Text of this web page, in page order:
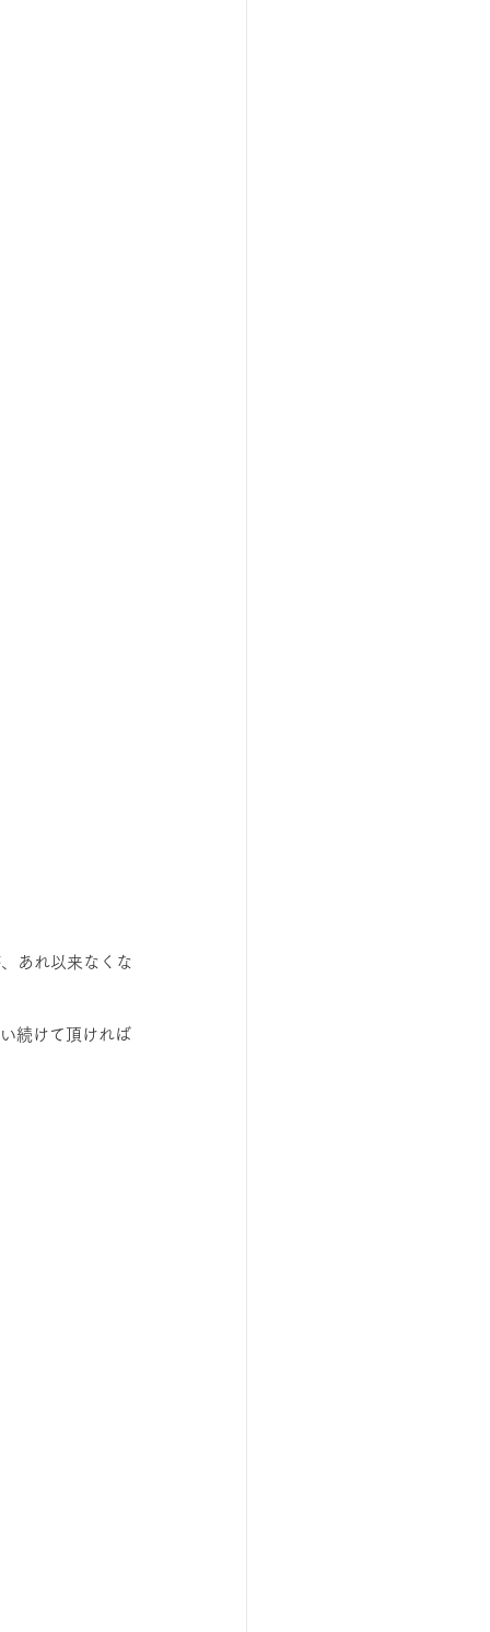
あれ以来なくな
続けて頂ければ